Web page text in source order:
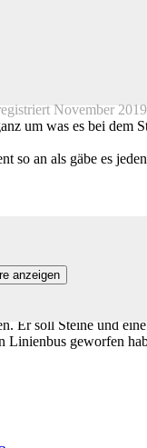
November 2019
um was es bei dem
so an als gäbe es
anzeigen
Er soll Steine und
Linienbus geworfen